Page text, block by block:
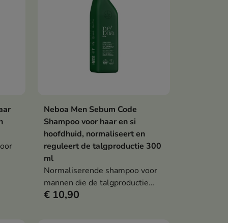
In winkelwagen
Neboa Men Sebum Code
Shampoo voor haar en si
hoofdhuid, normaliseert en
reguleert de talgproductie 300
ml
Normaliserende shampoo voor
mannen die de talgproductie
reguleert, de hoofdhuid grondig
€ 10,90